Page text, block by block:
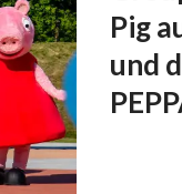
Pig
und